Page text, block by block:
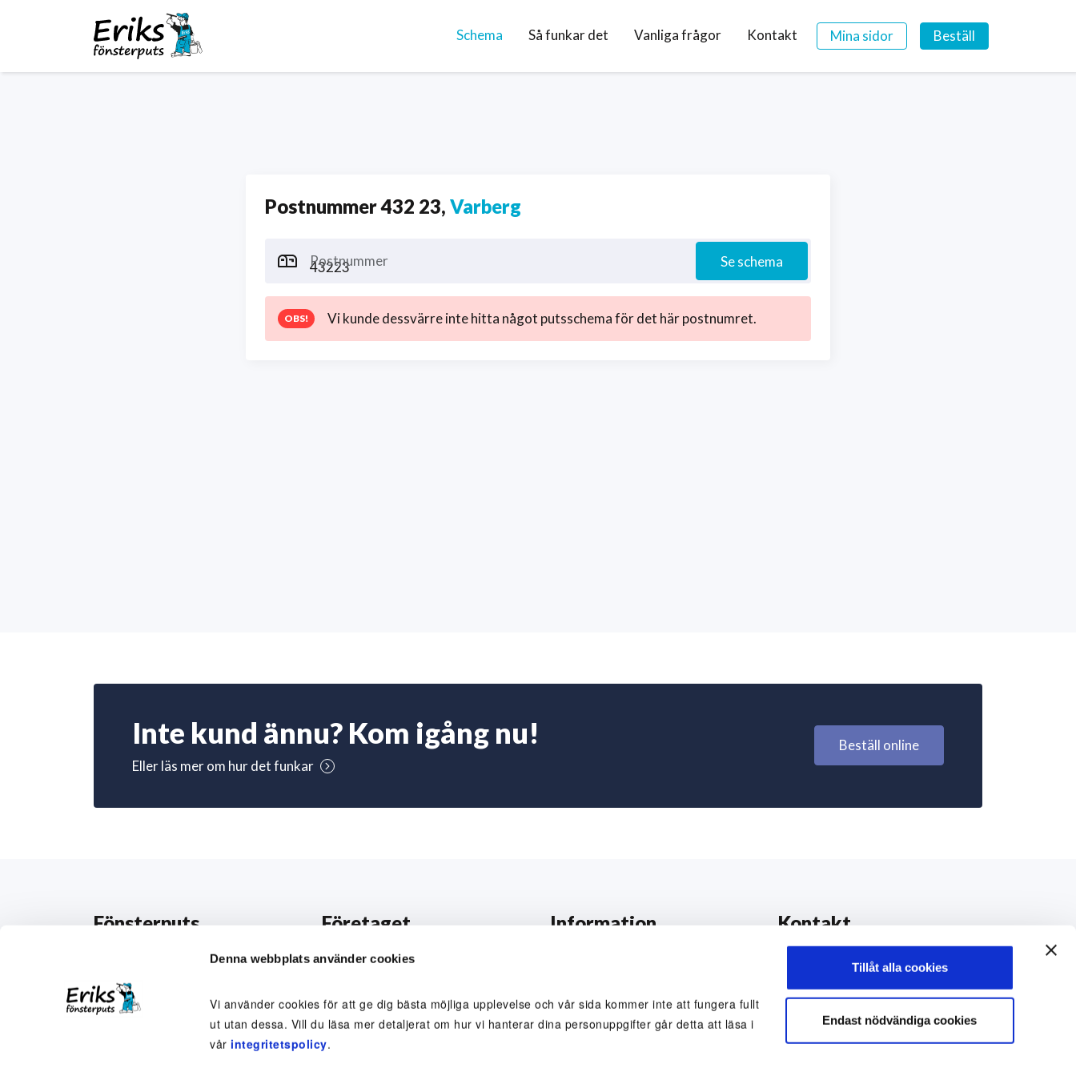
Denna webbplats använder cookies
Vi använder cookies för att ge dig bästa möjliga upplevelse och vår sida kommer inte att fungera fullt
ut utan dessa. Vill du läsa mer detaljerat om hur vi hanterar dina personuppgifter går detta att läsa i
vår integritetspolicy.
Tillåt alla cookies
Endast nödvändiga cookies
Schema Så funkar det Vanliga frågor Kontakt Mina sidor Beställ
Postnummer 432 23, Varberg
Postnummer Se schema
Vi kunde dessvärre inte hitta något putsschema för det här postnumret.
Inte kund ännu? Kom igång nu!
Beställ online
Eller läs mer om hur det funkar
Fönsterputs
Beställ fönsterputsning
Abonnemang
Företaget
Om oss
Medarbetarporträtt
Arbeta hos oss
Information
Reklamation och skada
Kontakt
kundtjanst@eriksfonsterputs.se